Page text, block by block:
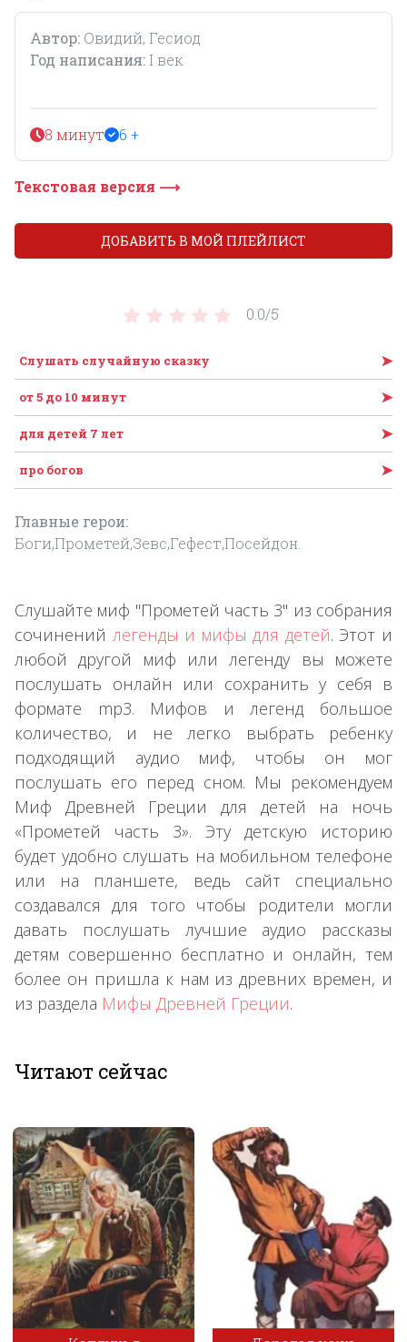
Автор: Овидий, Гесиод
Год написания: I век
8 минут 6 +
Текстовая версия ⟶
0.0/5
Слушать случайную сказку ➤
от 5 до 10 минут ➤
для детей 7 лет ➤
про богов ➤
Главные герои:
Боги,Прометей,Зевс,Гефест,Посейдон.
ДОБАВИТЬ В МОЙ ПЛЕЙЛИСТ
Слушайте миф "Прометей часть 3" из собрания
сочинений легенды и мифы для детей. Этот и
любой другой миф или легенду вы можете
послушать онлайн или сохранить у себя в
формате mp3. Мифов и легенд большое
количество, и не легко выбрать ребенку
подходящий аудио миф, чтобы он мог
послушать его перед сном. Мы рекомендуем
Миф Древней Греции для детей на ночь
«Прометей часть 3». Эту детскую историю
будет удобно слушать на мобильном телефоне
или на планшете, ведь сайт специально
создавался для того чтобы родители могли
давать послушать лучшие аудио рассказы
детям совершенно бесплатно и онлайн, тем
более он пришла к нам из древних времен, и
из раздела Мифы Древней Греции.
Читают сейчас